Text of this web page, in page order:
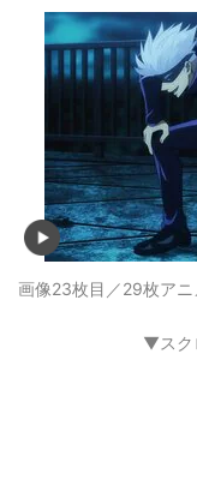
画像23枚目／29枚ア
▼スク